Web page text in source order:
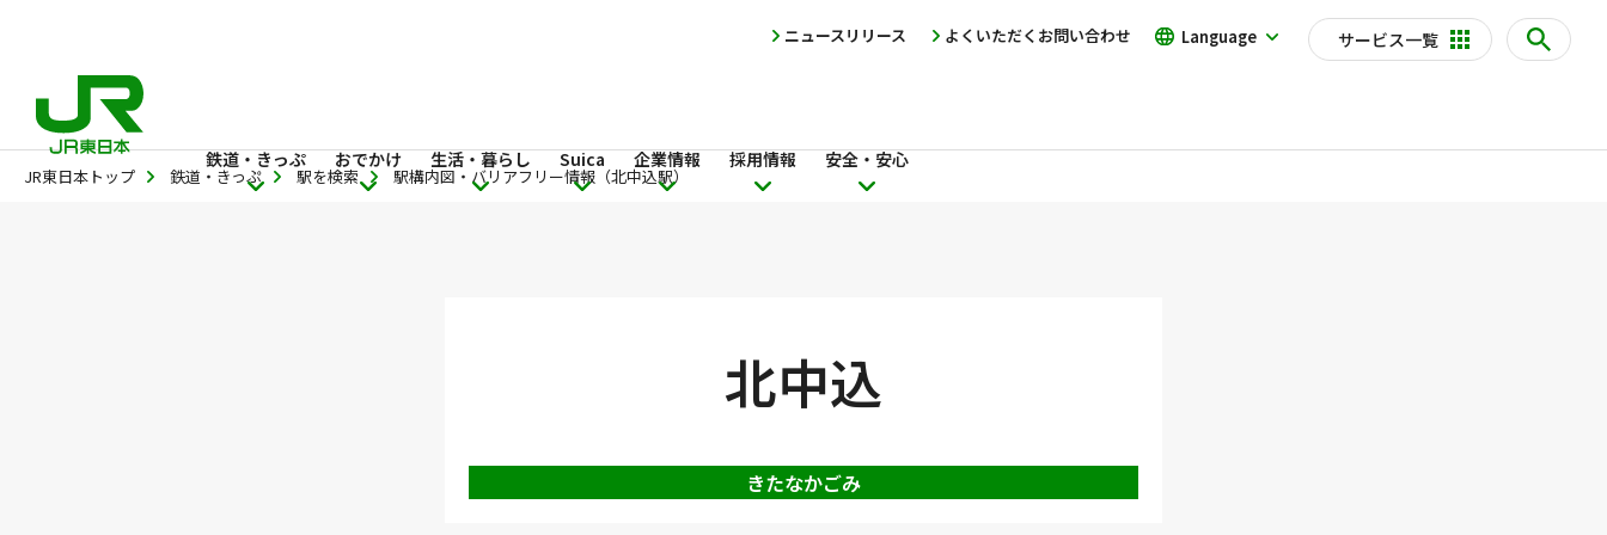
サービス一覧
鉄道・きっぷ おでかけ 生活・暮らし Suica 企業情報 採用情報 安全・安心
Language
よくいただくお問い合わせ
ニュースリリース
JR東日本トップ 鉄道・きっぷ 駅を検索 駅構内図・バリアフリー情報（北中込駅）
北中込
きたなかごみ